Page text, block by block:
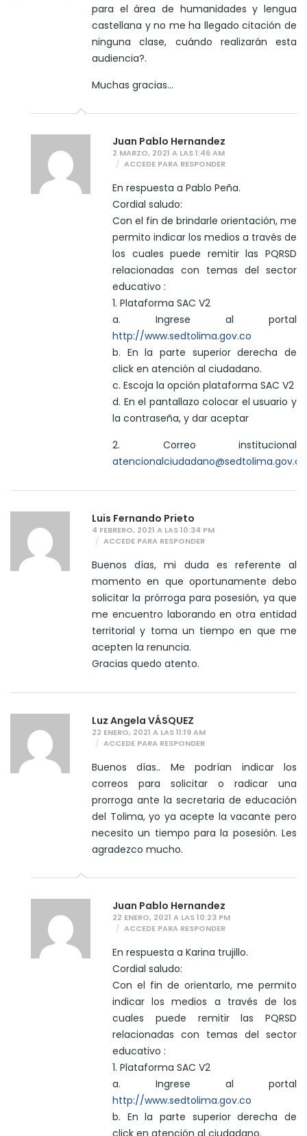
para el área de humanidades y lengua
castellana y no me ha llegado citación de
ninguna clase, cuándo realizarán esta
audiencia?.
Muchas gracias…
Juan Pablo Hernandez
2 MARZO, 2021 A LAS 1:46 AM
ACCEDE PARA RESPONDER
En respuesta a Pablo Peña.
Cordial saludo:
Con el fin de brindarle orientación, me
permito indicar los medios a través de
los cuales puede remitir las PQRSD
relacionadas con temas del sector
educativo :
1. Plataforma SAC V2
a. Ingrese al portal
http://www.sedtolima.gov.co
b. En la parte superior derecha de
click en atención al ciudadano.
c. Escoja la opción plataforma SAC V2
d. En el pantallazo colocar el usuario y
la contraseña, y dar aceptar
2. Correo institucional
atencionalciudadano@sedtolima.gov.co
Luis Fernando Prieto
4 FEBRERO, 2021 A LAS 10:34 PM
ACCEDE PARA RESPONDER
Buenos días, mi duda es referente al
momento en que oportunamente debo
solicitar la prórroga para posesión, ya que
me encuentro laborando en otra entidad
territorial y toma un tiempo en que me
acepten la renuncia.
Gracias quedo atento.
Luz Angela VÁSQUEZ
22 ENERO, 2021 A LAS 11:19 AM
ACCEDE PARA RESPONDER
Buenos días.. Me podrían indicar los
correos para solicitar o radicar una
prorroga ante la secretaria de educación
del Tolima, yo ya acepte la vacante pero
necesito un tiempo para la posesión. Les
agradezco mucho.
Juan Pablo Hernandez
22 ENERO, 2021 A LAS 10:23 PM
ACCEDE PARA RESPONDER
En respuesta a Karina trujillo.
Cordial saludo:
Con el fin de orientarlo, me permito
indicar los medios a través de los
cuales puede remitir las PQRSD
relacionadas con temas del sector
educativo :
1. Plataforma SAC V2
a. Ingrese al portal
http://www.sedtolima.gov.co
b. En la parte superior derecha de
click en atención al ciudadano.